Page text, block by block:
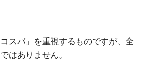
スパ」を重視するものですが、全
はありません。